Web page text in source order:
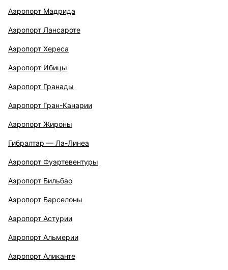
Аэропорт Мадрида
Аэропорт Лансароте
Аэропорт Хереса
Аэропорт Ибицы
Аэропорт Гранады
Аэропорт Гран-Канарии
Аэропорт Жироны
Гибралтар — Ла-Линеа
Аэропорт Фуэртевентуры
Аэропорт Бильбао
Аэропорт Барселоны
Аэропорт Астурии
Аэропорт Альмерии
Аэропорт Аликанте